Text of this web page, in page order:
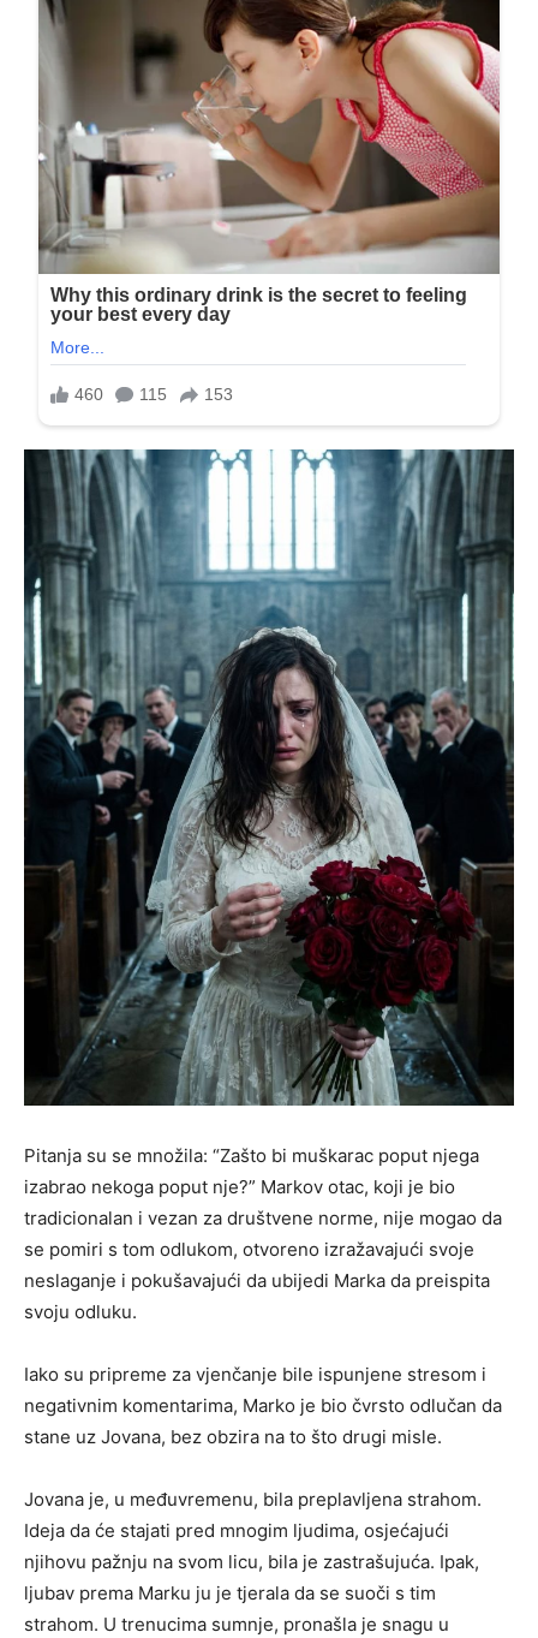
Pitanja su se množila: “Zašto bi muškarac poput njega
izabrao nekoga poput nje?” Markov otac, koji je bio
tradicionalan i vezan za društvene norme, nije mogao da
se pomiri s tom odlukom, otvoreno izražavajući svoje
neslaganje i pokušavajući da ubijedi Marka da preispita
svoju odluku.
Iako su pripreme za vjenčanje bile ispunjene stresom i
negativnim komentarima, Marko je bio čvrsto odlučan da
stane uz Jovana, bez obzira na to što drugi misle.
Jovana je, u međuvremenu, bila preplavljena strahom.
Ideja da će stajati pred mnogim ljudima, osjećajući
njihovu pažnju na svom licu, bila je zastrašujuća. Ipak,
ljubav prema Marku ju je tjerala da se suoči s tim
strahom. U trenucima sumnje, pronašla je snagu u